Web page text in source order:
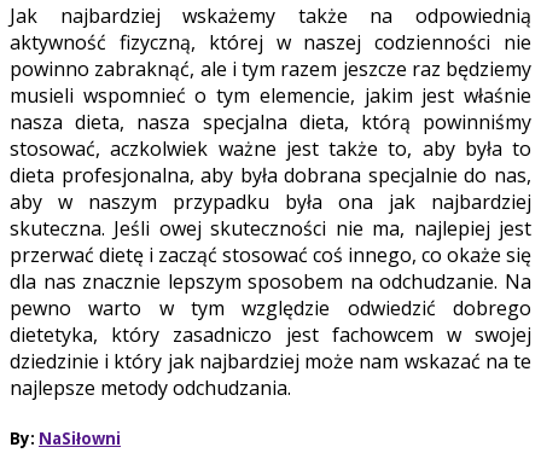
Jak najbardziej wskażemy także na odpowiednią
aktywność fizyczną, której w naszej codzienności nie
powinno zabraknąć, ale i tym razem jeszcze raz będziemy
musieli wspomnieć o tym elemencie, jakim jest właśnie
nasza dieta, nasza specjalna dieta, którą powinniśmy
stosować, aczkolwiek ważne jest także to, aby była to
dieta profesjonalna, aby była dobrana specjalnie do nas,
aby w naszym przypadku była ona jak najbardziej
skuteczna. Jeśli owej skuteczności nie ma, najlepiej jest
przerwać dietę i zacząć stosować coś innego, co okaże się
dla nas znacznie lepszym sposobem na odchudzanie. Na
pewno warto w tym względzie odwiedzić dobrego
dietetyka, który zasadniczo jest fachowcem w swojej
dziedzinie i który jak najbardziej może nam wskazać na te
najlepsze metody odchudzania.
By: NaSiłowni